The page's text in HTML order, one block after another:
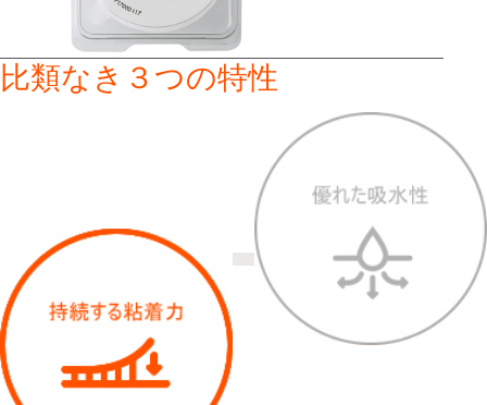
比類なき３つの特性